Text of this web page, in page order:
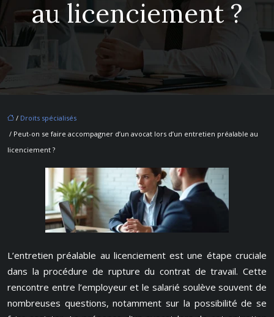
au licenciement ?
/ Droits spécialisés
/ Peut-on se faire accompagner d’un avocat lors d’un entretien préalable au
licenciement ?
L’entretien préalable au licenciement est une étape cruciale
dans la procédure de rupture du contrat de travail. Cette
rencontre entre l’employeur et le salarié soulève souvent de
nombreuses questions, notamment sur la possibilité de se